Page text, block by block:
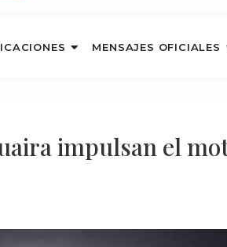
MENSAJES OFICIALES
impulsan el